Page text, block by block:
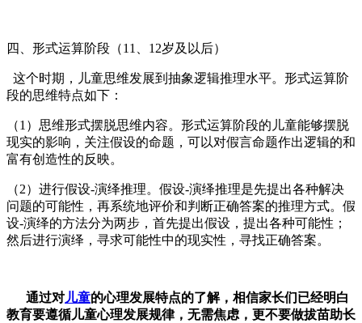
四、形式运算阶段（11、12岁及以后）
这个时期，儿童思维发展到抽象逻辑推理水平。形式运算阶
段的思维特点如下：
（1）思维形式摆脱思维内容。形式运算阶段的儿童能够摆脱
现实的影响，关注假设的命题，可以对假言命题作出逻辑的和
富有创造性的反映。
（2）进行假设-演绎推理。假设-演绎推理是先提出各种解决
问题的可能性，再系统地评价和判断正确答案的推理方式。假
设-演绎的方法分为两步，首先提出假设，提出各种可能性；
然后进行演绎，寻求可能性中的现实性，寻找正确答案。
通过对儿童的心理发展特点的了解，相信家长们已经明白
教育要遵循儿童心理发展规律，无需焦虑，更不要做拔苗助长